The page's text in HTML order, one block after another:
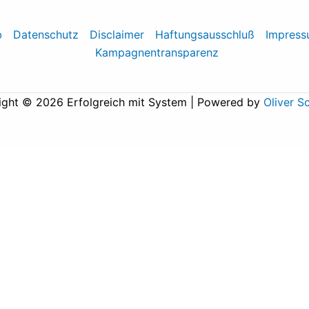
Datenschutz Disclaimer Haftungsausschluß
Kampagnentransparenz
© 2026 Erfolgreich mit System | Powered by Oliver